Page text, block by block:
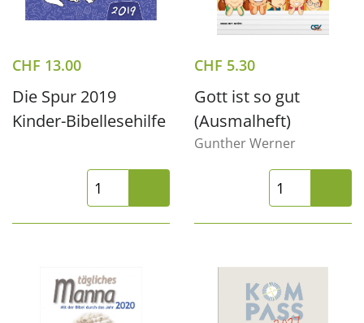
CHF 13.00
Die Spur 2019
Kinder-Bibellesehilfe
CHF 5.30
Gott ist so gut
(Ausmalheft)
Gunther Werner